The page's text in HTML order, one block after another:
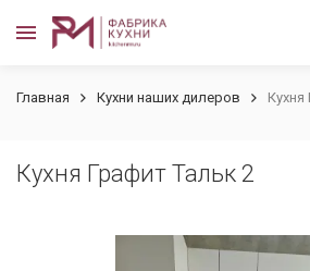
Главная Кухни наших дилеров Кухня
Кухня Графит Тальк 2